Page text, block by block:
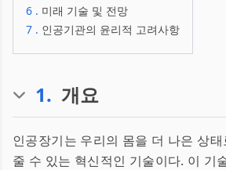
6 . 미래 기술 및 전망
7 . 인공기관의 윤리적 고려사항
1. 개요
인공장기는 우리의 몸을 더 나은 상
줄 수 있는 혁신적인 기술이다. 이 기